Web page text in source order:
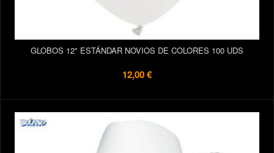
GLOBOS 12" ESTÁNDAR NOVIOS DE COLORES 100 UDS
12,00 €